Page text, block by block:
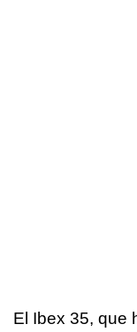
El Ibex 35, que